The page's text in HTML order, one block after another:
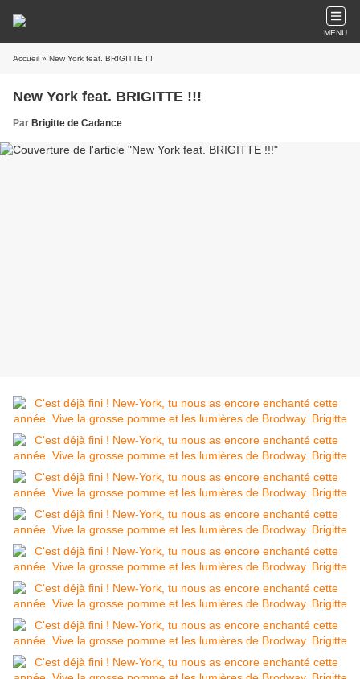
MENU
Accueil » New York feat. BRIGITTE !!!
New York feat. BRIGITTE !!!
Par Brigitte de Cadance